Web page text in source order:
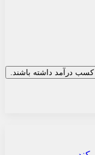
کسب درآمد داشته باشند.